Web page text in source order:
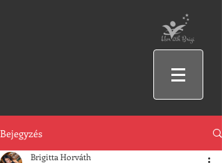
Bejegyzés
Brigitta Horváth